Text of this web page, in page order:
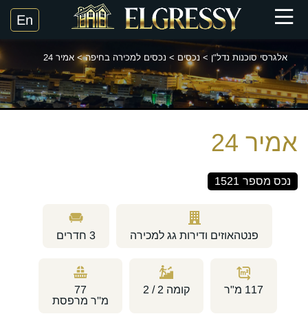
אלגרסי סוכנות נדל"ן > נכסים > נכסים למכירה בחיפה> אמיר 24
אמיר 24
נכס מספר 1521
פנטהאוזים ודירות גג למכירה 3 חדרים
117 מ"ר קומה
77
מ''ר מרפסת